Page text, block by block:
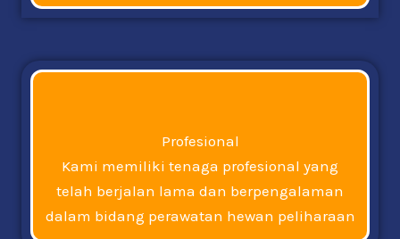
Profesional
Kami memiliki tenaga profesional yang
telah berjalan lama dan berpengalaman
dalam bidang perawatan hewan peliharaan